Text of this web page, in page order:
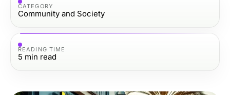
CATEGORY
Community and Society
READING TIME
5 min read